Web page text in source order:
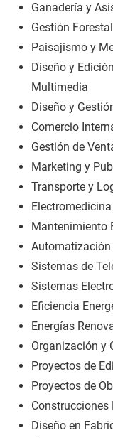
Ganadería y
Gestión
Paisajismo y
Diseño y
Multimedia
Diseño y
Comercio
Gestión de
Marketing y
Transporte y
Mantenimiento
Sistemas de
Sistemas
Eficiencia
Energías
Organización y
Proyectos de
Proyectos de
Diseño en